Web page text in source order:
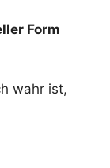
Form
wahr ist,